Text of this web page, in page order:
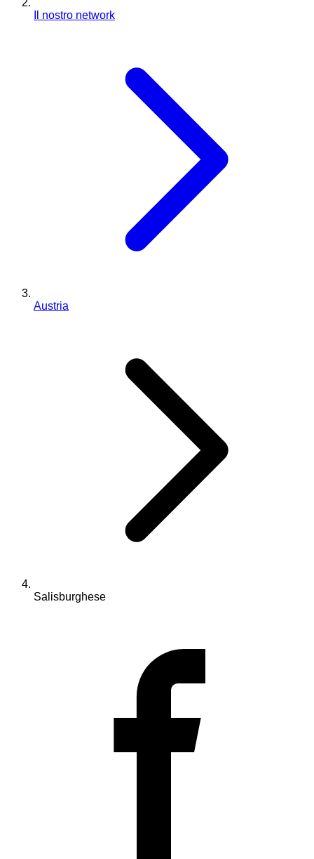
Il nostro network
Austria
Salisburghese